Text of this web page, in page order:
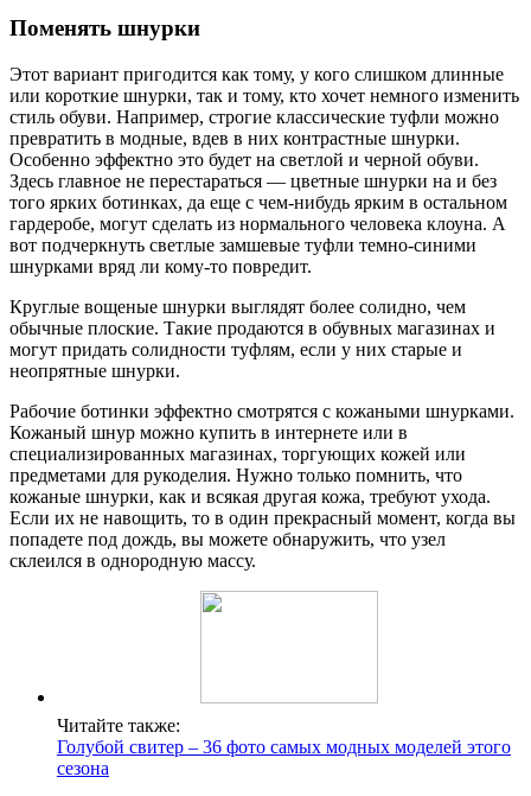
Поменять шнурки
Этот вариант пригодится как тому, у кого слишком длинные
или короткие шнурки, так и тому, кто хочет немного изменить
стиль обуви. Например, строгие классические туфли можно
превратить в модные, вдев в них контрастные шнурки.
Особенно эффектно это будет на светлой и черной обуви.
Здесь главное не перестараться — цветные шнурки на и без
того ярких ботинках, да еще с чем-нибудь ярким в остальном
гардеробе, могут сделать из нормального человека клоуна. А
вот подчеркнуть светлые замшевые туфли темно-синими
шнурками вряд ли кому-то повредит.
Круглые вощеные шнурки выглядят более солидно, чем
обычные плоские. Такие продаются в обувных магазинах и
могут придать солидности туфлям, если у них старые и
неопрятные шнурки.
Рабочие ботинки эффектно смотрятся с кожаными шнурками.
Кожаный шнур можно купить в интернете или в
специализированных магазинах, торгующих кожей или
предметами для рукоделия. Нужно только помнить, что
кожаные шнурки, как и всякая другая кожа, требуют ухода.
Если их не навощить, то в один прекрасный момент, когда вы
попадете под дождь, вы можете обнаружить, что узел
склеился в однородную массу.
Читайте также:
Голубой свитер – 36 фото самых модных моделей этого
сезона